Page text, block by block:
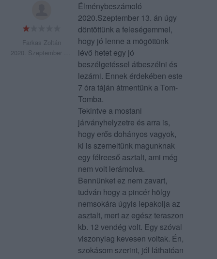
Farkas Zoltán
2020. Szeptember 16.
Élménybeszámoló
2020.Szeptember 13. án úgy
döntöttünk a feleségemmel,
hogy jó lenne a mögöttünk
lévő hetet egy jó
beszélgetéssel átbeszélni és
lezárni. Ennek érdekében este
7 óra táján átmentünk a Tom-
Tomba.
Tekintve a mostani
járványhelyzetre és arra is,
hogy erős dohányos vagyok,
ki is szemeltünk magunknak
egy félreeső asztalt, ami még
nem volt lerámolva.
Bennünket ez nem zavart,
tudván hogy a pincér hölgy
nemsokára úgyis lepakolja az
asztalt, mert az egész teraszon
kb. 12 vendég volt. Egy szóval
viszonylag kevesen voltak. Én,
szokásom szerint, jól láthatóan